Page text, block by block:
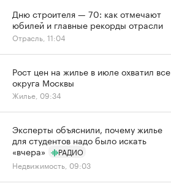
Дню строителя — 70: как отмечают
юбилей и главные рекорды отрасли
Отрасль, 11:04
Рост цен на жилье в июле охватил все
округа Москвы
Жилье, 09:34
Эксперты объяснили, почему жилье
для студентов надо было искать
«вчера»
РАДИО
Недвижимость, 09:03